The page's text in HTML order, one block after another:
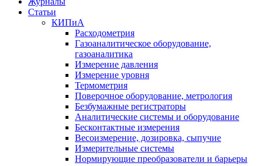
Статьи
КИПиА
Расходометрия
Газоаналитическое оборудование,
газоаналитика
Измерение давления
Измерение уровня
Термометрия
Поверочное оборудование, метрология
Безбумажные регистраторы
Аналитические системы и оборудование
Бесконтактные измерения
Весоизмерение, дозировка, сыпучие
Измерительные системы
Нормирующие преобразователи и барьеры